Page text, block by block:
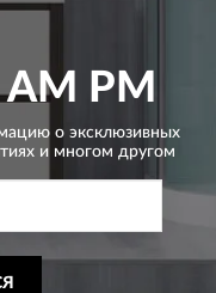
PM
о эксклюзивных
и многом другом